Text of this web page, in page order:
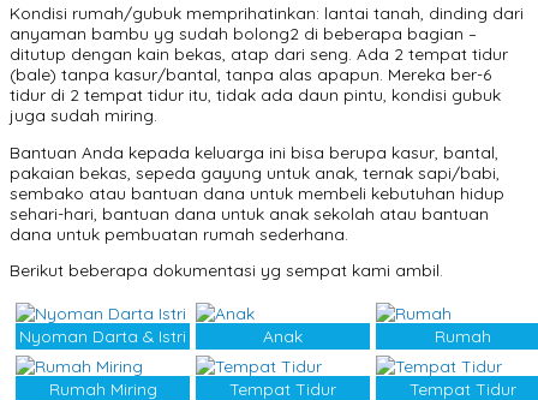
Kondisi rumah/gubuk memprihatinkan: lantai tanah, dinding dari
anyaman bambu yg sudah bolong2 di beberapa bagian –
ditutup dengan kain bekas, atap dari seng. Ada 2 tempat tidur
(bale) tanpa kasur/bantal, tanpa alas apapun. Mereka ber-6
tidur di 2 tempat tidur itu, tidak ada daun pintu, kondisi gubuk
juga sudah miring.
Bantuan Anda kepada keluarga ini bisa berupa kasur, bantal,
pakaian bekas, sepeda gayung untuk anak, ternak sapi/babi,
sembako atau bantuan dana untuk membeli kebutuhan hidup
sehari-hari, bantuan dana untuk anak sekolah atau bantuan
dana untuk pembuatan rumah sederhana.
Berikut beberapa dokumentasi yg sempat kami ambil.
Nyoman Darta & Istri Anak Rumah
Rumah Miring Tempat Tidur Tempat Tidur